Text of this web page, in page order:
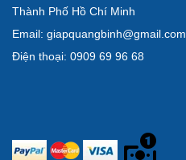
Thành Phố Hồ Chí Minh
Email: giapquangbinh@gmail.com
Điện thoại: 0909 69 96 68